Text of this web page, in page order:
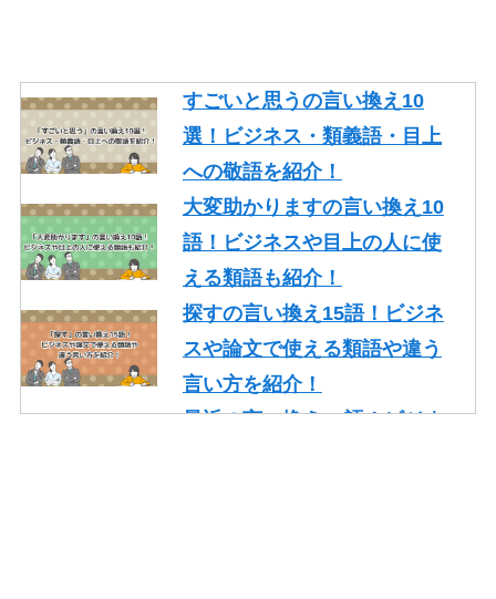
すごいと思うの言い換え10
選！ビジネス・類義語・目上
への敬語を紹介！
大変助かりますの言い換え10
語！ビジネスや目上の人に使
える類語も紹介！
探すの言い換え15語！ビジネ
スや論文で使える類語や違う
言い方を紹介！
最近の言い換え15語！ビジネ